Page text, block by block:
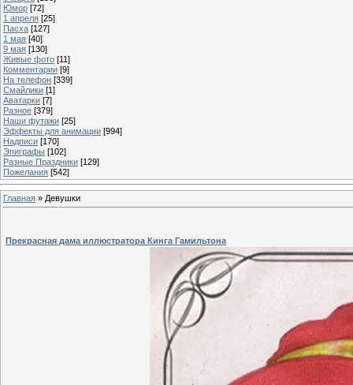
Юмор [72]
1 апреля [25]
Пасха [127]
1 мая [40]
9 мая [130]
Живые фото [11]
Комментарии [9]
На телефон [339]
Смайлики [1]
Аватарки [7]
Разное [379]
Наши футажи [25]
Эффекты для анимации [994]
Надписи [170]
Эпиграфы [102]
Разные Праздники [129]
Пожелания [542]
Главная » Девушки
Прекрасная дама иллюстратора Кинга Гамильтона